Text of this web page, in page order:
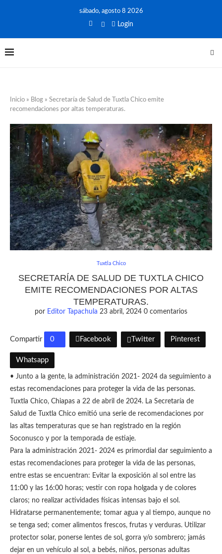
sábado, agosto 8 2026
Login
Inicio » Blog » Secretaría de Salud de Tuxtla Chico emite
recomendaciones por altas temperaturas.
Tuxtla Chico
SECRETARÍA DE SALUD DE TUXTLA CHICO
EMITE RECOMENDACIONES POR ALTAS
TEMPERATURAS.
por Editor Tapachula 23 abril, 2024 0 comentarios
Compartir 0 Facebook Twitter Pinterest
Whatsapp
• Junto a la gente, la administración 2021- 2024 da seguimiento a
estas recomendaciones para proteger la vida de las personas.
Tuxtla Chico, Chiapas a 22 de abril de 2024. La Secretaría de
Salud de Tuxtla Chico emitió una serie de recomendaciones por
las altas temperaturas que se han registrado en la región
Soconusco y por la temporada de estiaje.
Para la administración 2021- 2024 es primordial dar seguimiento a
estas recomendaciones para proteger la vida de las personas,
entre estas se encuentran: Evitar la exposición al sol entre las
11:00 y las 16:00 horas; vestir con ropa holgada y de colores
claros; no realizar actividades físicas intensas bajo el sol.
Hidratarse permanentemente; tomar agua y al tiempo, aunque no
se tenga sed; comer alimentos frescos, frutas y verduras. Utilizar
protector solar, ponerse lentes de sol, gorra y/o sombrero; jamás
dejar en un vehículo al sol, a bebés, niños, personas adultas